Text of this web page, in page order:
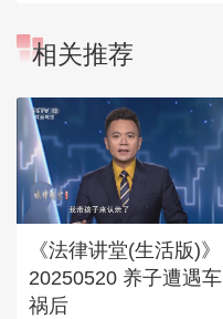
相关推荐
《法律讲堂(生活版)》
20250520 养子遭遇车
祸后